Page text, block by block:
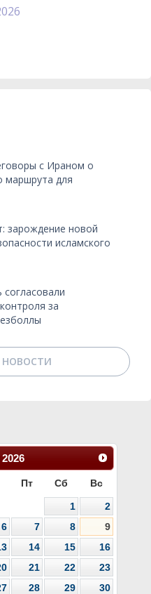
с Ираном о
маршрута для
зарождение новой
исламского
за
НОВОСТИ
2026
Пт Сб Вс
1
2
6 7 8
9
14 15
16
21 22
23
28 29
30